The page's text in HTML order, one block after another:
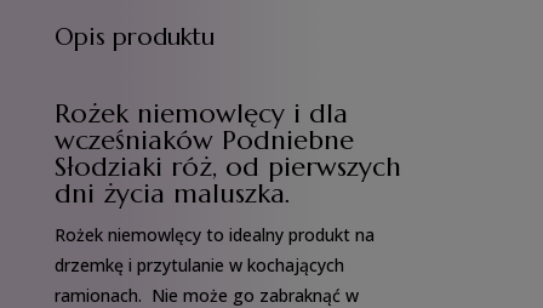
Opis produktu
Rożek niemowlęcy i dla
wcześniaków Podniebne
Słodziaki róż, od pierwszych
dni życia maluszka.
Rożek niemowlęcy to idealny produkt na
drzemkę i przytulanie w kochających
ramionach. Nie może go zabraknąć w